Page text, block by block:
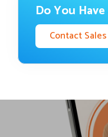
Do You
Contact Sales